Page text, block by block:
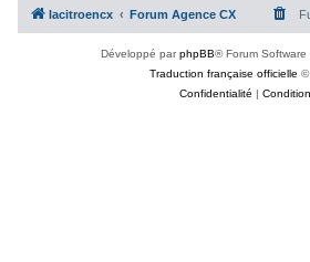
lacitroencx Forum Agence CX
Développé parphpBB® Forum
Traduction française officielle ©
Confidentialité |